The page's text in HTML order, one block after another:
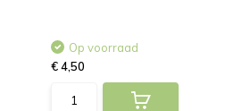
Op voorraad
€ 4,50